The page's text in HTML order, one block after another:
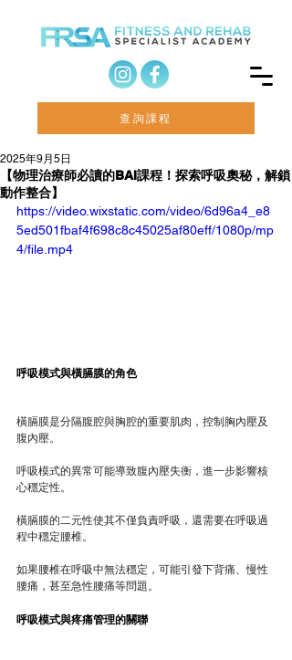
查詢課程
【物理治療師必讀的BAI課程！探索呼吸奧秘，解鎖
動作整合】
2025年9月5日
https://video.wixstatic.com/video/6d96a4_e8
5ed501fbaf4f698c8c45025af80eff/1080p/mp
4/file.mp4
呼吸模式與橫膈膜的角色
橫膈膜是分隔腹腔與胸腔的重要肌肉，控制胸內壓及
腹內壓。
呼吸模式的異常可能導致腹內壓失衡，進一步影響核
心穩定性。
橫膈膜的二元性使其不僅負責呼吸，還需要在呼吸過
程中穩定腰椎。
如果腰椎在呼吸中無法穩定，可能引發下背痛、慢性
腰痛，甚至急性腰痛等問題。
呼吸模式與疼痛管理的關聯